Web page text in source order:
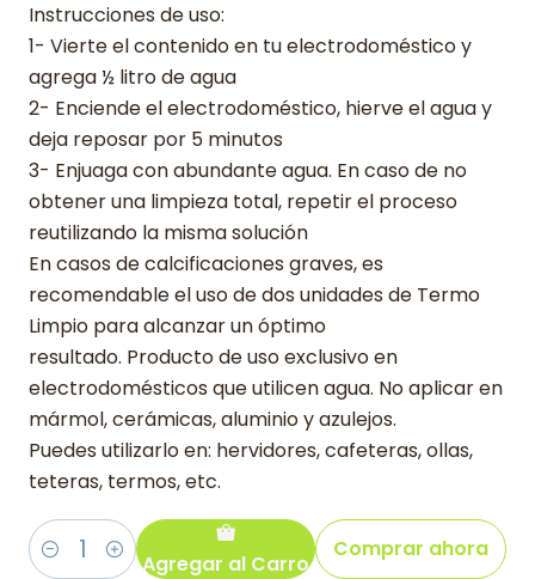
Instrucciones de uso:
1- Vierte el contenido en tu electrodoméstico y
agrega ½ litro de agua
2- Enciende el electrodoméstico, hierve el agua y
deja reposar por 5 minutos
3- Enjuaga con abundante agua. En caso de no
obtener una limpieza total, repetir el proceso
reutilizando la misma solución
En casos de calcificaciones graves, es
recomendable el uso de dos unidades de Termo
Limpio para alcanzar un óptimo
resultado. Producto de uso exclusivo en
electrodomésticos que utilicen agua. No aplicar en
mármol, cerámicas, aluminio y azulejos.
Puedes utilizarlo en: hervidores, cafeteras, ollas,
teteras, termos, etc.
Cantidad Agregar al Carro
Comprar ahora